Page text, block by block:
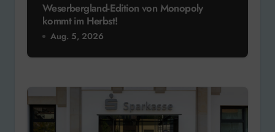
Weserbergland-Edition von Monopoly
kommt im Herbst!
Aug. 5, 2026